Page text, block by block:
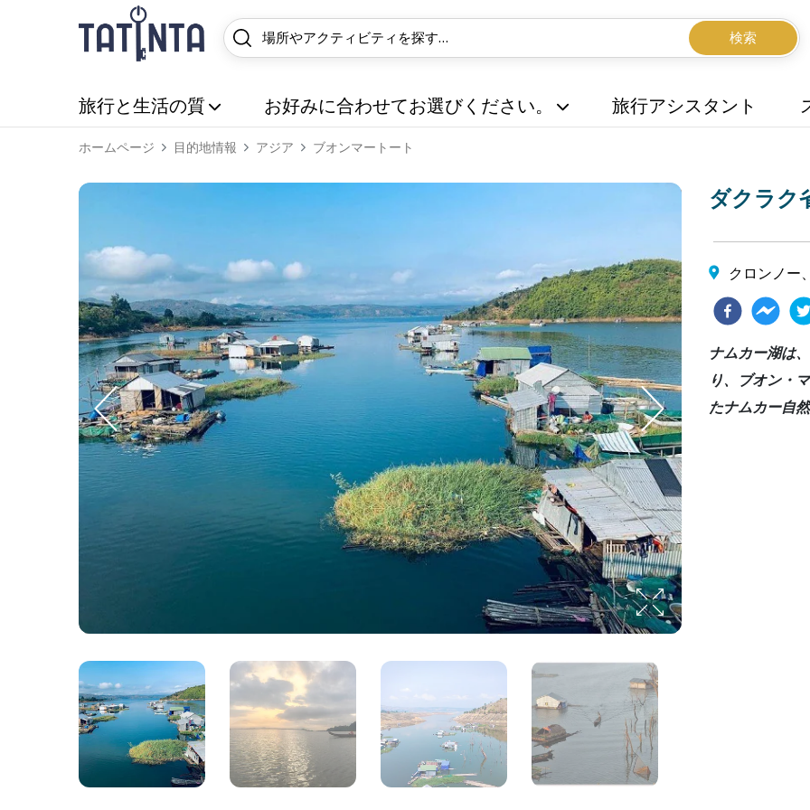
検索
旅行と生活の質 お好みに合わせてお選びください。 旅行アシスタント
ホームページ 目的地情報 アジア ブオンマートート
ダクラク
クロンノー
ナムカー湖は
り、ブオン・
たナムカー自